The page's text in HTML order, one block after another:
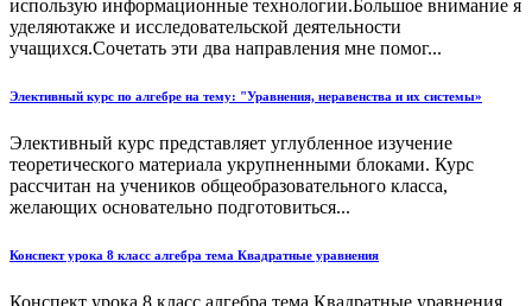
использую информационные технологии.Большое внимание я
уделяютакже и исследовательской деятельности
учащихся.Сочетать эти два направления мне помог...
Элективный курс по алгебре на тему: "Уравнения, неравенства и их системы»
Элективный курс представляет углубленное изучение
теоретического материала укрупненными блоками. Курс
рассчитан на учеников общеобразовательного класса,
желающих основательно подготовиться...
Конспект урока 8 класс алгебра тема Квадратные уравнения